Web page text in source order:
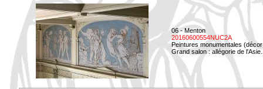
06 - Menton
20160600554NUC2A
Peintures monumentales
Grand salon : allégorie de l'Asie.